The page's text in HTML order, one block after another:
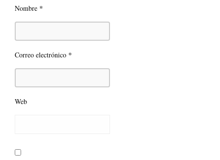
Nombre *
Correo electrónico *
Web